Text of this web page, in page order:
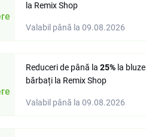
la Remix Shop
Valabil până la 09.08.2026
Reduceri de până la 25% la bluze
bărbați la Remix Shop
Valabil până la 09.08.2026